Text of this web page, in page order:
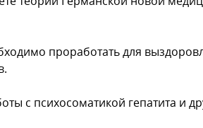
проработать для
с психосоматикой гепатита и